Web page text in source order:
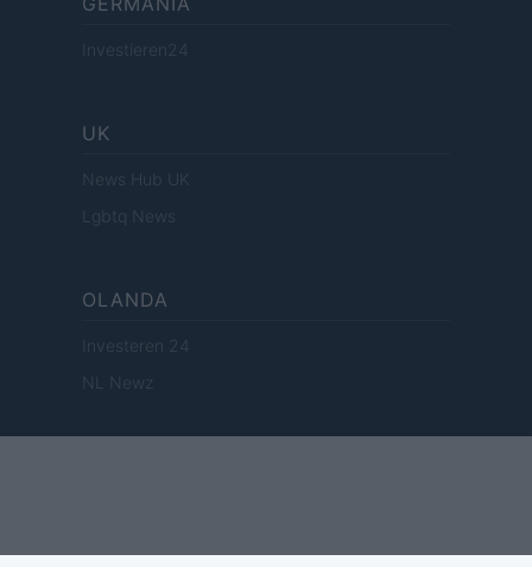
Investieren24
UK
News Hub UK
Lgbtq News
OLANDA
Investeren 24
NL Newz